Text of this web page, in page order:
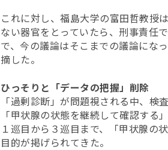
これに対し、福島大学の富田哲教授
ない器官をとっていたら、刑事責任
で、今の議論はそこまでの議論にな
摘した。
ひっそりと「データの把握」削除
「過剰診断」が問題視される中、検
「甲状腺の状態を継続して確認する
１巡目から３巡目まで、「甲状腺の
目的が掲げられてきた。